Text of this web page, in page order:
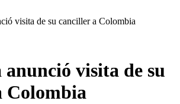
visita de su canciller a Colombia
visita de su
Colombia